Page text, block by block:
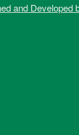
and Developed